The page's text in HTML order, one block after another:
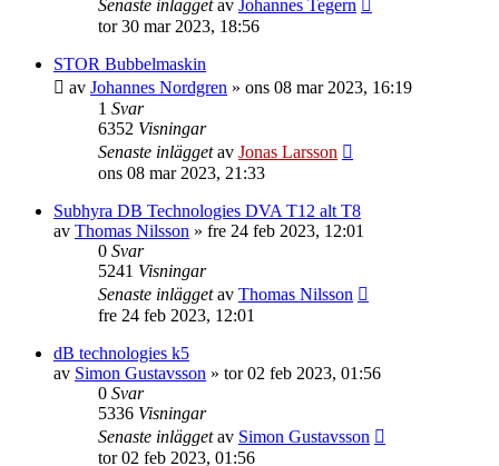
Senaste inläggetav Johannes Tegern
tor 30 mar 2023, 18:56
STOR Bubbelmaskin
av Johannes Nordgren » ons 08 mar 2023, 16:19
1 Svar
6352 Visningar
Senaste inläggetav Jonas Larsson
ons 08 mar 2023, 21:33
Subhyra DB Technologies DVA T12 alt T8
av Thomas Nilsson » fre 24 feb 2023, 12:01
0 Svar
5241 Visningar
Senaste inläggetav Thomas Nilsson
fre 24 feb 2023, 12:01
dB technologies k5
av Simon Gustavsson » tor 02 feb 2023, 01:56
0 Svar
5336 Visningar
Senaste inläggetav Simon Gustavsson
tor 02 feb 2023, 01:56